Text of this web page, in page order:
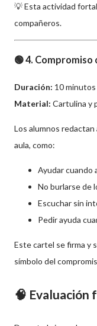
💡 Esta actividad
compañeros.
🟢 4. Compromiso
Duración: 10 minutos
Material: Cartulina y
Los alumnos redactan
aula, como:
Ayudar cuando
No burlarse de
Escuchar sin
Pedir ayuda
Este cartel se firma y
símbolo del
🧠 Evaluación